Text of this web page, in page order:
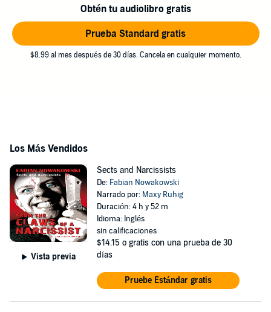
Obtén tu audiolibro gratis
Prueba Standard gratis
$8.99 al mes después de 30 días. Cancela en cualquier momento.
Los Más Vendidos
Vista previa
Sects and Narcissists
De: Fabian Nowakowski
Narrado por: Maxy Ruhig
Duración: 4 h y 52 m
Idioma: Inglés
sin calificaciones
$14.15 o gratis con una prueba de 30
días
Pruebe Estándar gratis